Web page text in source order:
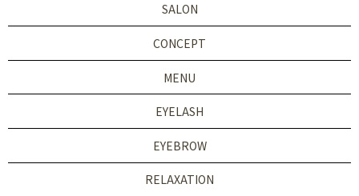
SALON
CONCEPT
MENU
EYELASH
EYEBROW
RELAXATION